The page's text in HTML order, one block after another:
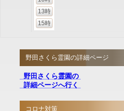
13時
15時
野田さくら霊園の詳細ページ
野田さくら霊園の
詳細ページへ行く
コロナ対策